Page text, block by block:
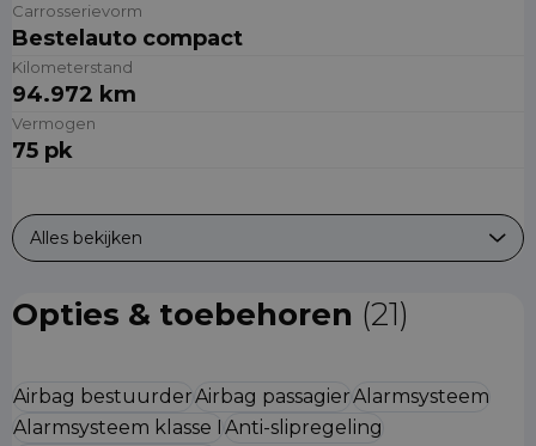
Carrosserievorm
Bestelauto compact
Kilometerstand
94.972 km
Vermogen
75 pk
Alles bekijken
Opties & toebehoren (21)
Airbag bestuurderAirbag passagierAlarmsysteem
Alarmsysteem klasse I Anti-slipregeling